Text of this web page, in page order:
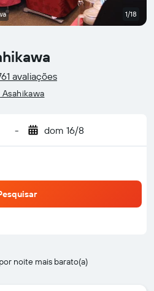
avaliações
- dom 16/8
noite mais barato(a)
1/18